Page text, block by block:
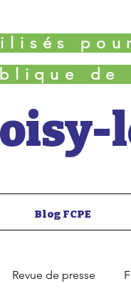
de
Blog FCPE
Revue de presse